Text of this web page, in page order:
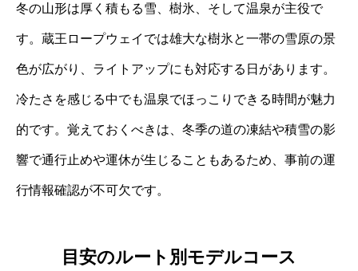
冬の山形は厚く積もる雪、樹氷、そして温泉が主役で
す。蔵王ロープウェイでは雄大な樹氷と一帯の雪原の景
色が広がり、ライトアップにも対応する日があります。
冷たさを感じる中でも温泉でほっこりできる時間が魅力
的です。覚えておくべきは、冬季の道の凍結や積雪の影
響で通行止めや運休が生じることもあるため、事前の運
行情報確認が不可欠です。
目安のルート別モデルコース